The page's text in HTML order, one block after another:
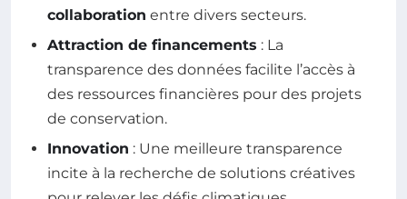
collaboration entre divers secteurs.
Attraction de financements : La
transparence des données facilite l’accès à
des ressources financières pour des projets
de conservation.
Innovation : Une meilleure transparence
incite à la recherche de solutions créatives